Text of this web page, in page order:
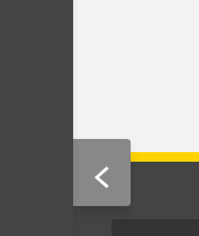
<